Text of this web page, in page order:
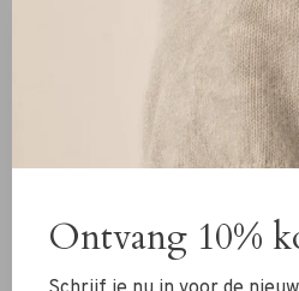
Showing 1 -
Shoes
Jewelry
Ontvang 10%